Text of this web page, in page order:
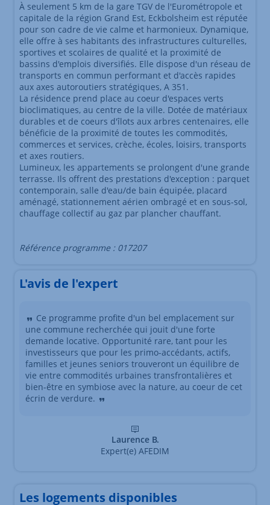
À seulement 5 km de la gare TGV de l'Eurométropole et
capitale de la région Grand Est, Eckbolsheim est réputée
pour son cadre de vie calme et harmonieux. Dynamique,
elle offre à ses habitants des infrastructures culturelles,
sportives et scolaires de qualité et la proximité de
bassins d'emplois diversifiés. Elle dispose d'un réseau de
transports en commun performant et d'accès rapides
aux axes autoroutiers stratégiques, A 351.
La résidence prend place au coeur d'espaces verts
bioclimatiques, au centre de la ville. Dotée de matériaux
durables et de coeurs d'îlots aux arbres centenaires, elle
bénéficie de la proximité de toutes les commodités,
commerces et services, crèche, écoles, loisirs, transports
et axes routiers.
Lumineux, les appartements se prolongent d'une grande
terrasse. Ils offrent des prestations d'exception : parquet
contemporain, salle d'eau/de bain équipée, placard
aménagé, stationnement aérien ombragé et en sous-sol,
chauffage collectif au gaz par plancher chauffant.
Référence programme : 017207
L'avis de l'expert
Ce programme profite d'un bel emplacement sur
une commune recherchée qui jouit d'une forte
demande locative. Opportunité rare, tant pour les
investisseurs que pour les primo-accédants, actifs,
familles et jeunes seniors trouveront un équilibre de
vie entre commodités urbaines transfrontalières et
bien-être en symbiose avec la nature, au coeur de cet
écrin de verdure.
Laurence B.
Expert(e) AFEDIM
Les logements disponibles